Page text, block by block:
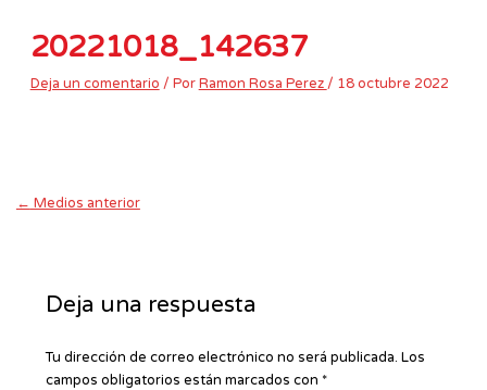
20221018_142637
Deja un comentario / PorRamon Rosa Perez / 18 octubre 2022
← Medios anterior
Deja una respuesta
Tu dirección de correo electrónico no será publicada. Los
campos obligatorios están marcados con *